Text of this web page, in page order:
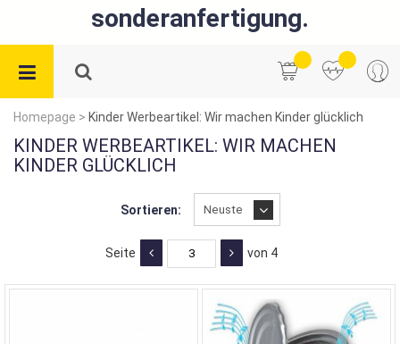
sonderanfertigung.
Homepage > Kinder Werbeartikel: Wir machen Kinder glücklich
KINDER WERBEARTIKEL: WIR MACHEN
KINDER GLÜCKLICH
Sortieren:
Seite von 4